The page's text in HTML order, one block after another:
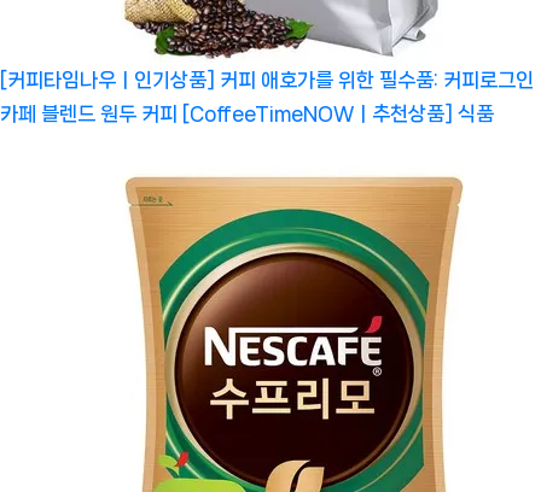
[커피타임나우ㅣ인기상품] 커피 애호가를 위한 필수품: 커피로그인
카페 블렌드 원두 커피 [CoffeeTimeNOWㅣ추천상품] 식품